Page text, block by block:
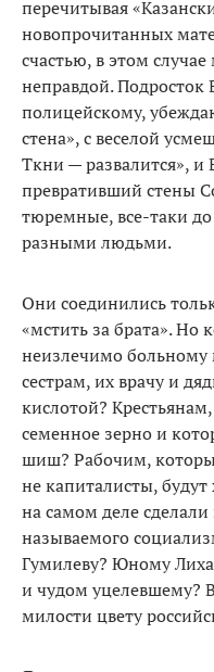
перечитывая
новопрочитанных
счастью, в этом
неправдой. Подросток
полицейскому,
стена», с веселой
Ткни — развалится»,
превративший стены
тюремные, все-таки
разными людьми.
Они соединились
«мстить за брата». Но
неизлечимо больному
сестрам, их врачу и
кислотой?
семенное зерно и
шиш? Рабочим,
не капиталисты,
на самом деле
называемого
Гумилеву? Юному
и чудом уцелевшему?
милости цвету